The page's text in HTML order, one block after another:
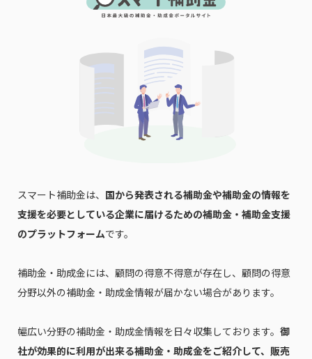
スマート補助金は、 国から発表される補助金や補助金の情報を
支援を必要としている企業に届けるための補助金・補助金支援
のプラットフォームです。
補助金・助成金には、顧問の得意不得意が存在し、顧問の得意
分野以外の補助金・助成金情報が届かない場合があります。
幅広い分野の補助金・助成金情報を日々収集しております。 御
社が効果的に利用が出来る補助金・助成金をご紹介して、販売